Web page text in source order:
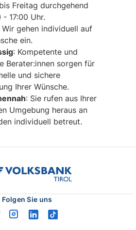
Freitag durchgehend
17:00 Uhr.
Wir gehen individuell auf
ein.
: Kompetente und
Berater:innen sorgen für
und sichere
Ihrer Wünsche.
: Sie rufen aus Ihrer
Umgebung heraus an
individuell betreut.
volksbank
Folgen Sie uns
instagram
linkedintiktok